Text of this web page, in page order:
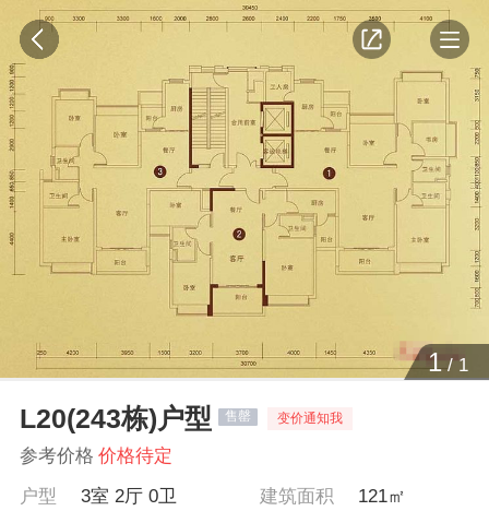
1/1
L20(243栋)户型 售罄 变价通知我
参考价格 价格待定
户型
3室 2厅 0卫 建筑面积
121㎡